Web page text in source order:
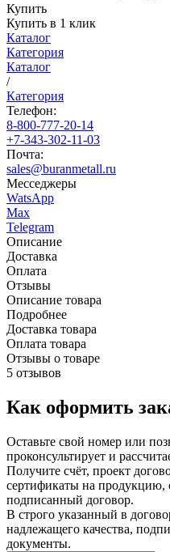
Купить
Купить в 1 клик
Каталог
Категория
Каталог
/
Категория
Телефон:
8-800-777-20-14
+7-343-302-11-03
Почта:
sales@buranmetall.ru
Месседжеры
WatsApp
Max
Telegram
Описание
Доставка
Оплата
Отзывы
Описание товара
Подробнее
Доставка товара
Оплата товара
Отзывы о товаре
5 отзывов
Как оформить
Оставьте свой номер или
проконсультирует и
Получите счёт, проект
сертификаты на продукцию,
подписанный договор.
В строго указанный в
надлежащего качества,
документы.